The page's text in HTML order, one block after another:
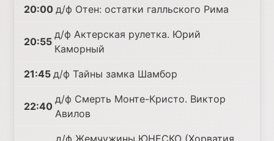
20:00 д/ф Отен: остатки галльского Рима
20:55
д/ф Актерская рулетка. Юрий
Каморный
21:45 д/ф Тайны замка Шамбор
22:40
д/ф Смерть Монте-Кристо. Виктор
Авилов
д/ф Жемчужины ЮНЕСКО (Хорватия.